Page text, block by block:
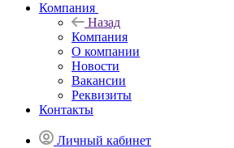
Компания
Назад
Компания
О компании
Новости
Вакансии
Реквизиты
Контакты
Личный кабинет